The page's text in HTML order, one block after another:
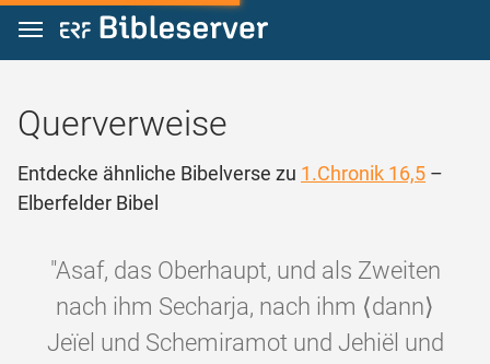
Zum Inhalt springen
Querverweise
Entdecke ähnliche Bibelverse zu 1.Chronik 16,5 –
Elberfelder Bibel
"Asaf, das Oberhaupt, und als Zweiten
nach ihm Secharja, nach ihm ⟨dann⟩
Jeïel und Schemiramot und Jehiël und